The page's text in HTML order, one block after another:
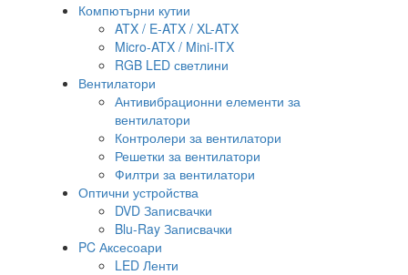
Компютърни кутии
ATX / E-ATX / XL-ATX
Micro-ATX / Mini-ITX
RGB LED светлини
Вентилатори
Антивибрационни елементи за
вентилатори
Контролери за вентилатори
Решетки за вентилатори
Филтри за вентилатори
Оптични устройства
DVD Записвачки
Blu-Ray Записвачки
PC Аксесоари
LED Ленти